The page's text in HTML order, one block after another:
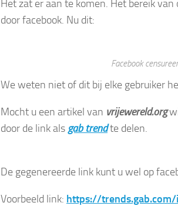
Het zat er aan te komen. Het bereik
door facebook. Nu dit:
Facebook
We weten niet of dit bij elke gebruiker
Mocht u een artikel van vrijewereld.org
door de link als gab trendte delen.
De gegenereerde link kunt u wel op
Voorbeeld link: https://